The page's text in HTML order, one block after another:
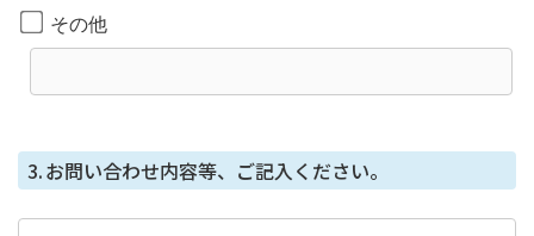
に応じます。
個人情報を与えることの任意性及び当該情報を
個⼈情報を取得する項⽬は、全てご本⼈によってご提供
いただくものです。
その他
3.お問い合わせ内容等、ご記入ください。